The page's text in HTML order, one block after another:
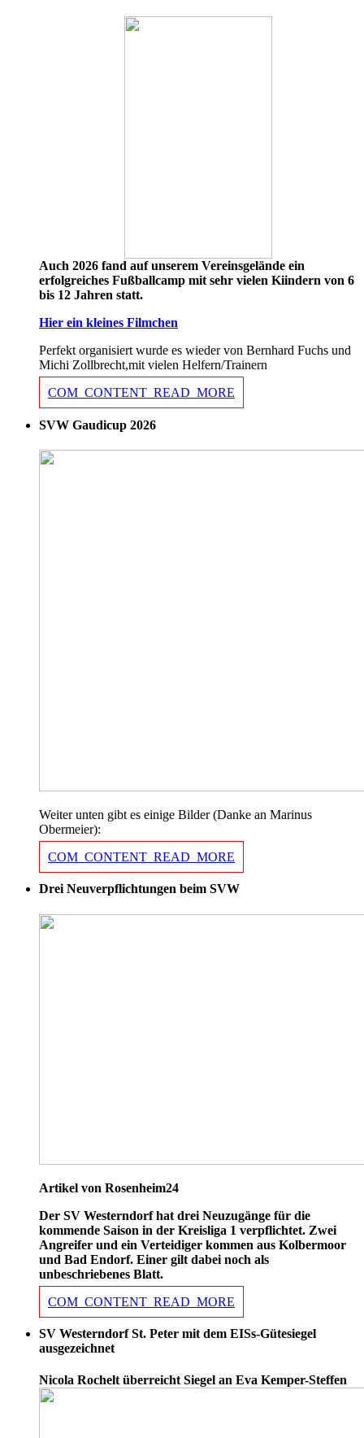
Auch 2026 fand auf unserem Vereinsgelände ein
erfolgreiches Fußballcamp mit sehr vielen Kiindern von 6
bis 12 Jahren statt.
Hier ein kleines Filmchen
Perfekt organisiert wurde es wieder von Bernhard Fuchs und
Michi Zollbrecht,mit vielen Helfern/Trainern
COM_CONTENT_READ_MORE
SVW Gaudicup 2026
Weiter unten gibt es einige Bilder (Danke an Marinus
Obermeier):
COM_CONTENT_READ_MORE
Drei Neuverpflichtungen beim SVW
Artikel von Rosenheim24
Der SV Westerndorf hat drei Neuzugänge für die
kommende Saison in der Kreisliga 1 verpflichtet. Zwei
Angreifer und ein Verteidiger kommen aus Kolbermoor
und Bad Endorf. Einer gilt dabei noch als
unbeschriebenes Blatt.
COM_CONTENT_READ_MORE
SV Westerndorf St. Peter mit dem EISs-Gütesiegel
ausgezeichnet
Nicola Rochelt überreicht Siegel an Eva Kemper-Steffen